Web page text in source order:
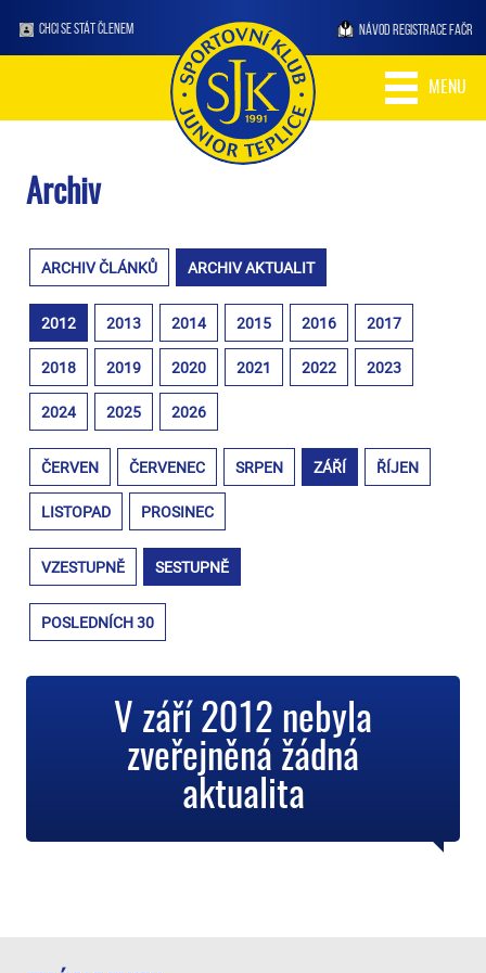
CHCI SE STÁT ČLENEM NÁVOD REGISTRACE FAČR
MENU
Archiv
ARCHIV ČLÁNKŮ ARCHIV AKTUALIT
2012 2013 2014 2015 2016 2017
2018 2019 2020 2021 2022 2023
2024 2025 2026
ČERVEN ČERVENEC SRPEN ZÁŘÍ ŘÍJEN
LISTOPAD PROSINEC
VZESTUPNĚ SESTUPNĚ
POSLEDNÍCH 30
V září 2012 nebyla
zveřejněná žádná
aktualita